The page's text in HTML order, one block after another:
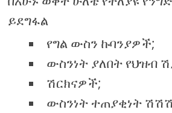
ይደግፋል
የግል ውስን ኩባንያዎች;
ውስንነት ያለበት የህዝብ
ሽርክናዎች;
ውስንነት ተጠያቂነት